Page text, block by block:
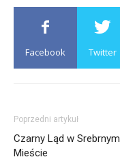
Facebook Twitter
Poprzedni artykuł
Czarny Ląd w Srebrnym
Mieście